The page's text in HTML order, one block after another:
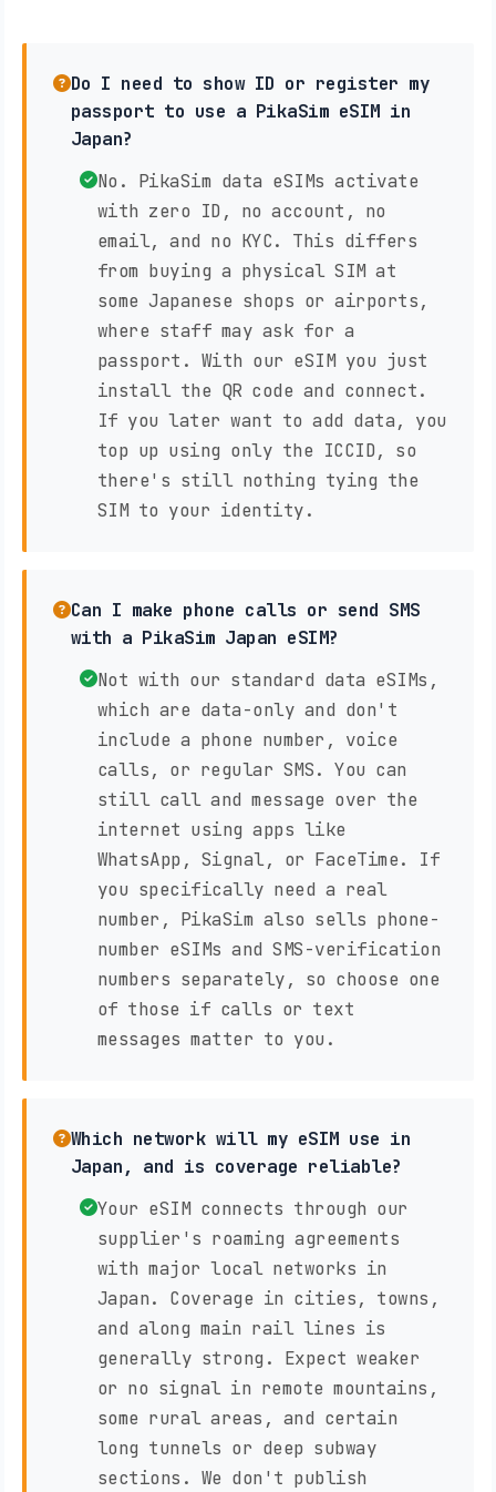
Do I need to show ID or register my
passport to use a PikaSim eSIM in
Japan?
No. PikaSim data eSIMs activate
with zero ID, no account, no
email, and no KYC. This differs
from buying a physical SIM at
some Japanese shops or airports,
where staff may ask for a
passport. With our eSIM you just
install the QR code and connect.
If you later want to add data, you
top up using only the ICCID, so
there's still nothing tying the
SIM to your identity.
Can I make phone calls or send SMS
with a PikaSim Japan eSIM?
Not with our standard data eSIMs,
which are data-only and don't
include a phone number, voice
calls, or regular SMS. You can
still call and message over the
internet using apps like
WhatsApp, Signal, or FaceTime. If
you specifically need a real
number, PikaSim also sells phone-
number eSIMs and SMS-verification
numbers separately, so choose one
of those if calls or text
messages matter to you.
Which network will my eSIM use in
Japan, and is coverage reliable?
Your eSIM connects through our
supplier's roaming agreements
with major local networks in
Japan. Coverage in cities, towns,
and along main rail lines is
generally strong. Expect weaker
or no signal in remote mountains,
some rural areas, and certain
long tunnels or deep subway
sections. We don't publish